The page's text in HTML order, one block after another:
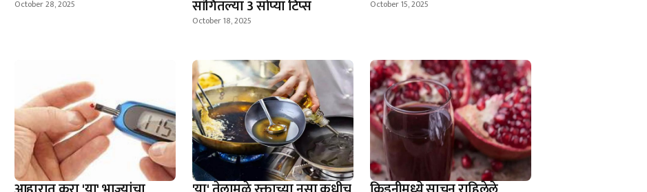
October 28, 2025 सांगितल्या 3 सोप्या टिप्स
October 18, 2025
October 15, 2025